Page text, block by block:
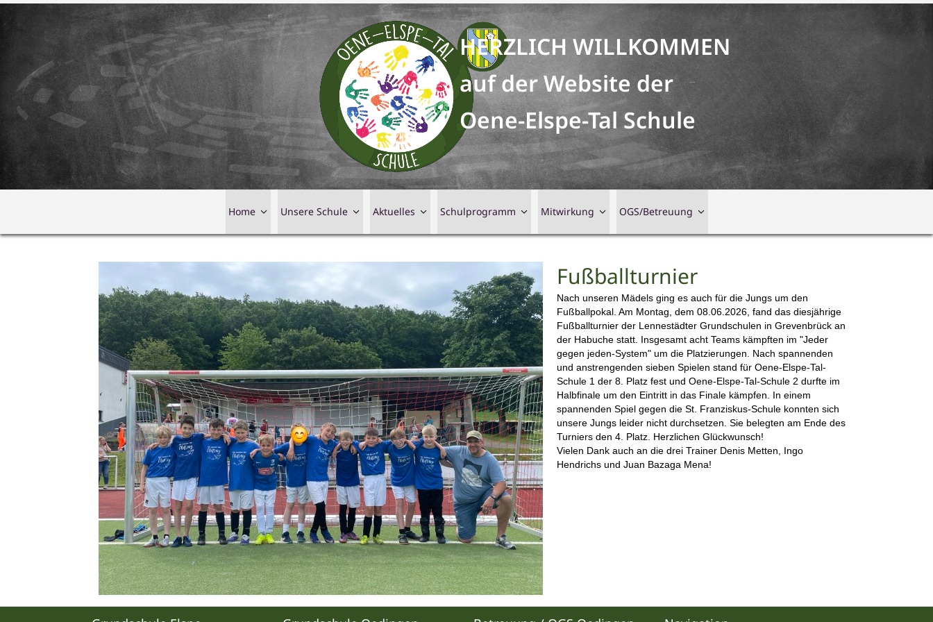
HERZLICH WILLKOMMEN
auf der Website der
Oene-Elspe-Tal Schule
Home Unsere Schule Aktuelles Schulprogramm Mitwirkung OGS/Betreuung
Fußballturnier
Nach unseren Mädels ging es auch für die Jungs um den
Fußballpokal. Am Montag, dem 08.06.2026, fand das diesjährige
Fußballturnier der Lennestädter Grundschulen in Grevenbrück an
der Habuche statt. Insgesamt acht Teams kämpften im "Jeder
gegen jeden-System" um die Platzierungen. Nach spannenden
und anstrengenden sieben Spielen stand für Oene-Elspe-Tal-
Schule 1 der 8. Platz fest und Oene-Elspe-Tal-Schule 2 durfte im
Halbfinale um den Eintritt in das Finale kämpfen. In einem
spannenden Spiel gegen die St. Franziskus-Schule konnten sich
unsere Jungs leider nicht durchsetzen. Sie belegten am Ende des
Turniers den 4. Platz. Herzlichen Glückwunsch!
Vielen Dank auch an die drei Trainer Denis Metten, Ingo
Hendrichs und Juan Bazaga Mena!